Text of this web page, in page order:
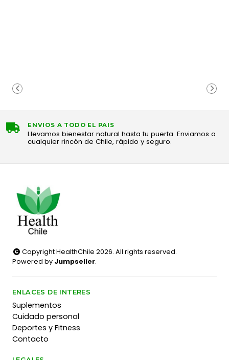
ENVIOS A TODO EL PAIS
Llevamos bienestar natural hasta tu puerta. Enviamos a
cualquier rincón de Chile, rápido y seguro.
Copyright HealthChile 2026. All rights reserved.
Powered by Jumpseller.
ENLACES DE INTERES
Suplementos
Cuidado personal
Deportes y Fitness
Contacto